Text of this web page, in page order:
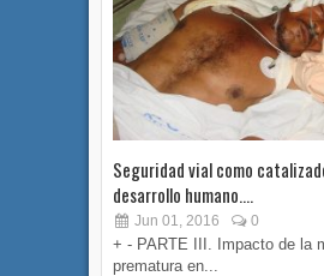
Seguridad vial como
desarrollo humano....
Jun 01, 2016 0
+ - PARTE III. Impacto de la
prematura en...